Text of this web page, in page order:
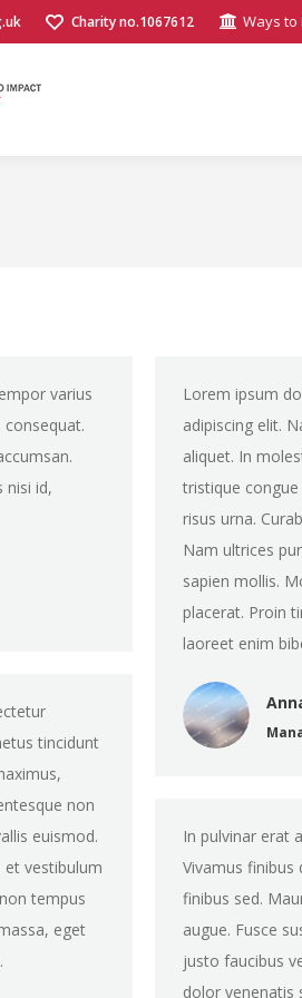
Charity no.1067612 Ways to
varius
consequat.
nisi id,
Lorem ipsum
adipiscing elit.
aliquet. In
tristique
risus urna.
Nam ultrices
sapien mollis.
placerat. Proin
laoreet enim
tincidunt
non
euismod.
et vestibulum
tempus
eget
In pulvinar erat
Vivamus
finibus sed.
augue. Fusce
justo faucibus
dolor venenatis